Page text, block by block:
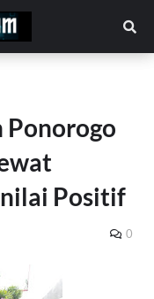
Ponorogo
Positif
0